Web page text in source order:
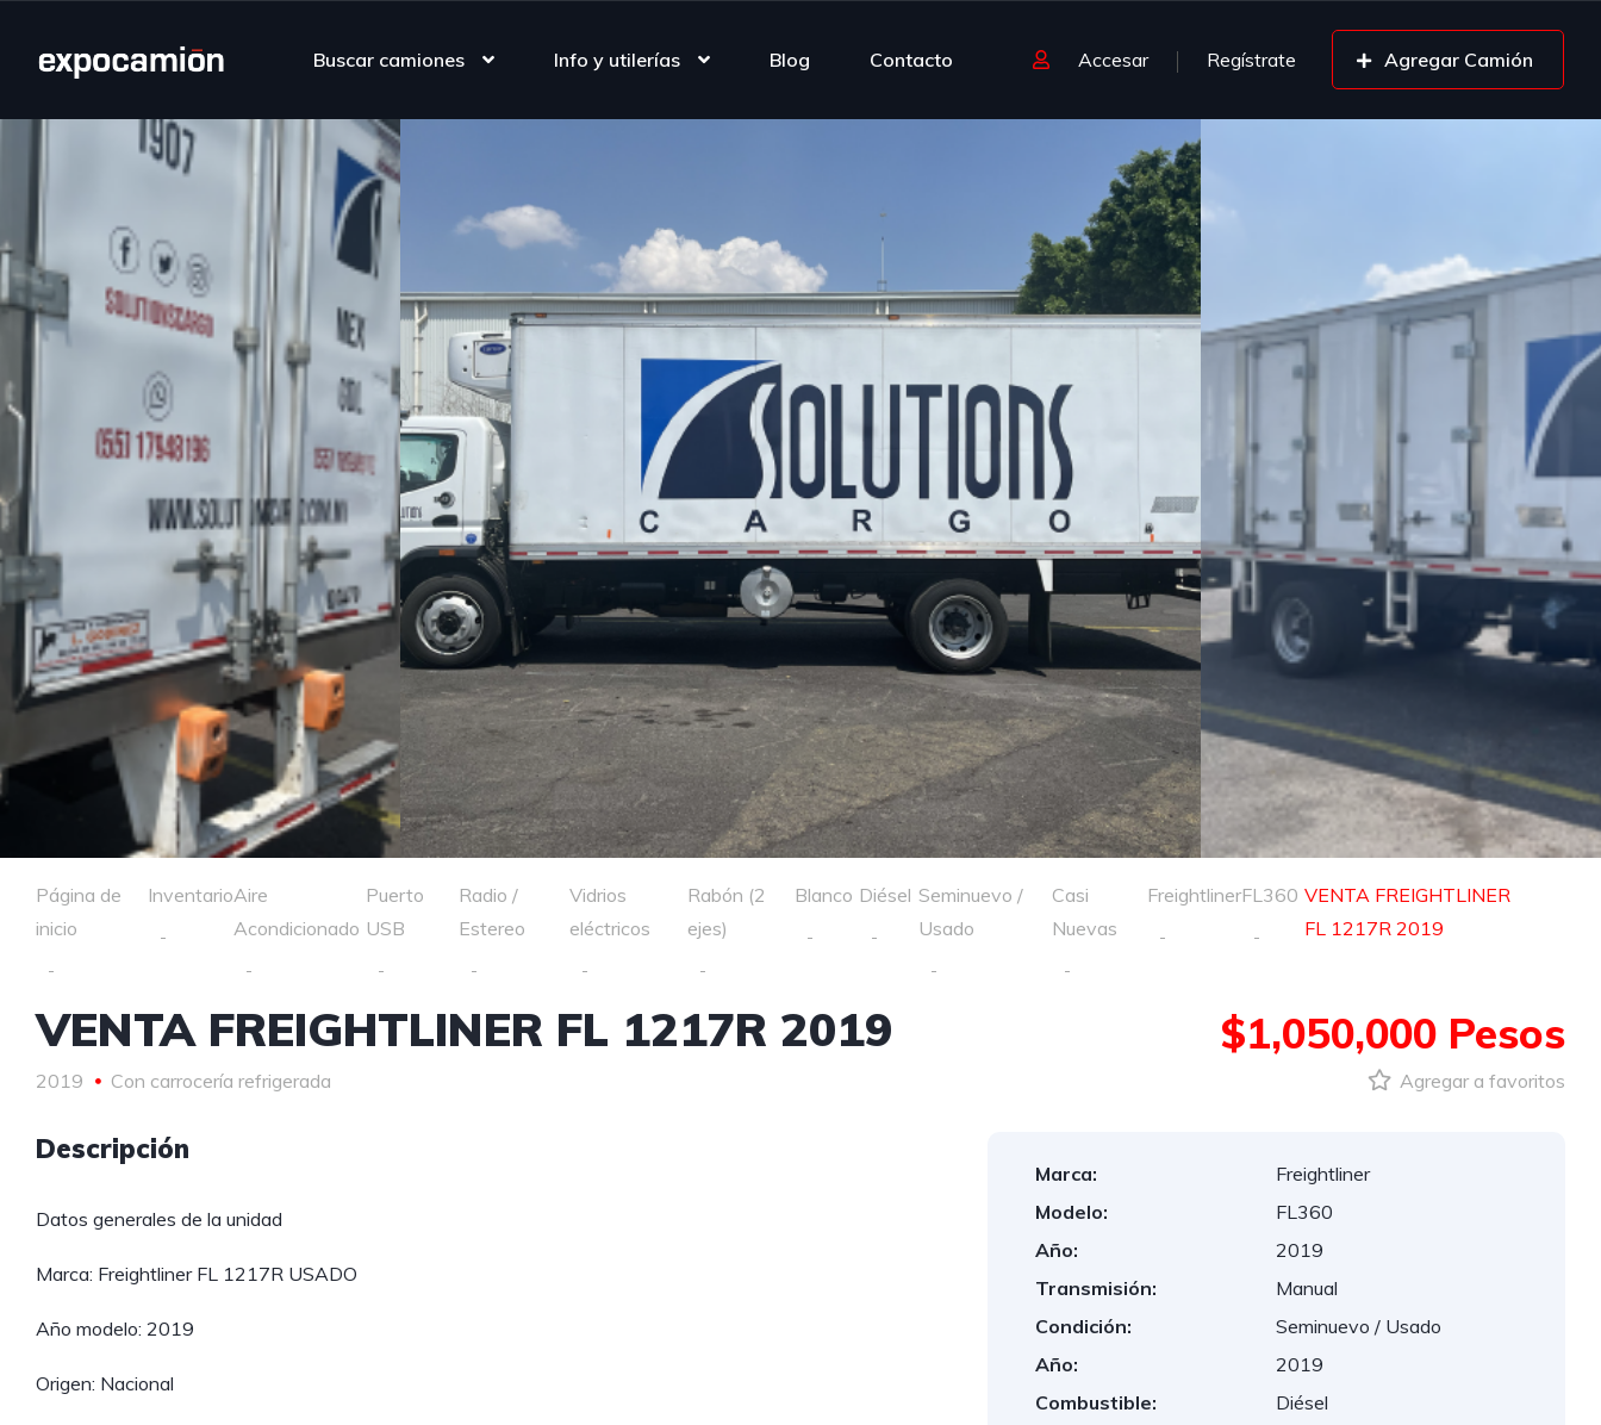
Buscar camiones Info y utilerías Blog Contacto Accesar Regístrate Agregar Camión
Página de
inicio
InventarioAire
Acondicionado
Puerto
USB
Radio /
Estereo
Vidrios
eléctricos
Rabón (2
ejes)
Blanco Diésel Seminuevo /
Usado
Casi
Nuevas
FreightlinerFL360 VENTA FREIGHTLINER
FL 1217R 2019
VENTA FREIGHTLINER FL 1217R 2019
2019 Con carrocería refrigerada
$1,050,000 Pesos
Agregar a favoritos
Descripción
Datos generales de la unidad
Marca: Freightliner FL 1217R USADO
Año modelo: 2019
Origen: Nacional
Marca:
Freightliner
Modelo:
FL360
Año:
2019
Transmisión:
Manual
Condición:
Seminuevo / Usado
Año:
2019
Combustible:
Diésel